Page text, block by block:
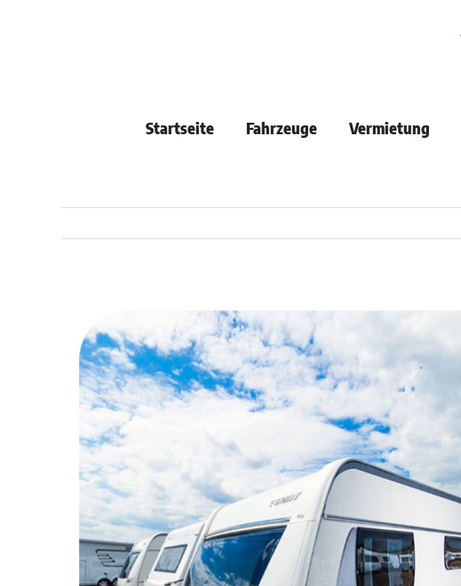
Startseite Fahrzeuge Vermietung
Image